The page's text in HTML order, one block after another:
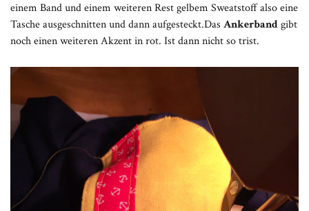
einem Band und einem weiteren Rest gelbem Sweatstoff also eine
Tasche ausgeschnitten und dann aufgesteckt.Das Ankerbandgibt
noch einen weiteren Akzent in rot. Ist dann nicht so trist.